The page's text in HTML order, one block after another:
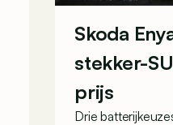
Skoda
stekker-
prijs
Drie